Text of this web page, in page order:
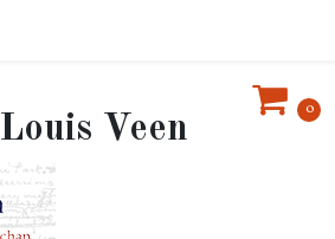
0
Louis Veen